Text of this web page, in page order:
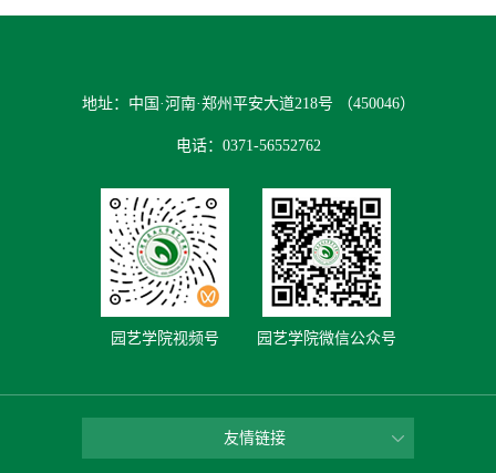
地址：中国·河南·郑州平安大道218号 （450046）
电话：0371-56552762
园艺学院视频号 园艺学院微信公众号
友情链接